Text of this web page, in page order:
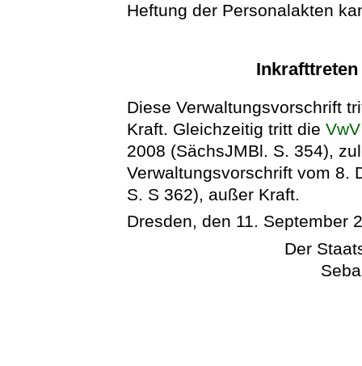
Heftung der Personalakten
Diese Verwaltungsvorschrift
Kraft. Gleichzeitig tritt die
2008 (SächsJMBl. S. 354),
Verwaltungsvorschrift vom 8.
S. S 362), außer Kraft.
Dresden, den 11. September
Der